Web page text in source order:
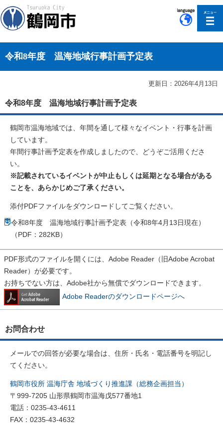
令和8年度 温海地域行事計画予定表
更新日：2026年4月13日
令和8年度 温海地域行事計画予定表
鶴岡市温海地域では、年間を通して様々なイベント・行事を計画
しています。
年間行事計画予定表を作成しましたので、どうぞご活用くださ
い。
※記載されているイベントが中止もしくは延期となる場合がある
ことを、あらかじめご了承ください。
添付PDFファイルをダウンロードしてご覧ください。
令和8年度 温海地域行事計画予定表（令和8年4月13日現在）
（PDF：282KB）
PDF形式のファイルを開くには、Adobe Reader（旧Adobe Acrobat
Reader）が必要です。
お持ちでない方は、Adobe社から無償でダウンロードできます。
Adobe Readerのダウンロードページへ
お問合わせ
メールでの回答が必要な場合は、住所・氏名・電話番号を明記し
てください。
鶴岡市役所 温海庁舎 地域づくり推進課（総務企画担当）
〒999-7205 山形県鶴岡市温海戊577番地1
電話：0235-43-4611
FAX：0235-43-4632